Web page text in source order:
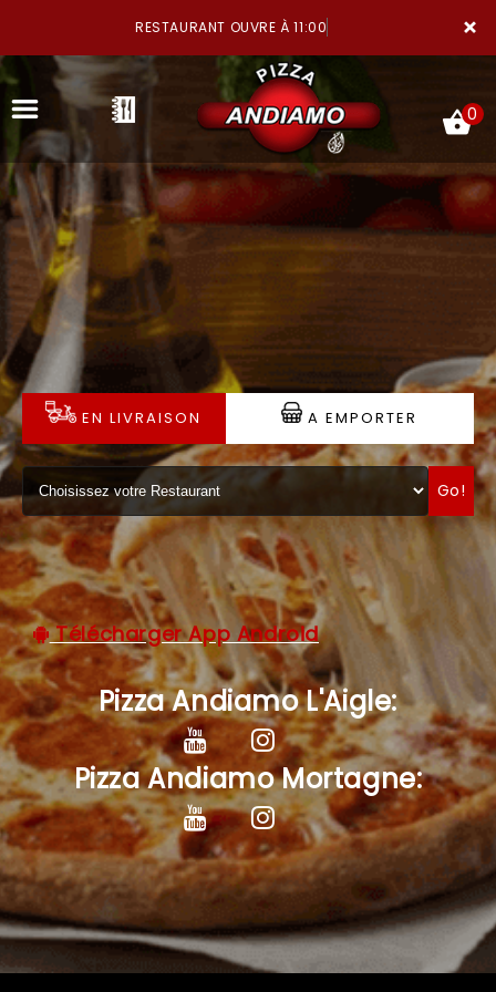
×
RESTAURANT OUVRE À 11:00
ACCUEIL
LA CARTE
NOTRE RESTAURANT
VOS AVIS
MENTIONS LÉGALES
0
EN LIVRAISON A EMPORTER
Go!
Télécharger App Android
Pizza Andiamo L'Aigle:
Pizza Andiamo Mortagne: